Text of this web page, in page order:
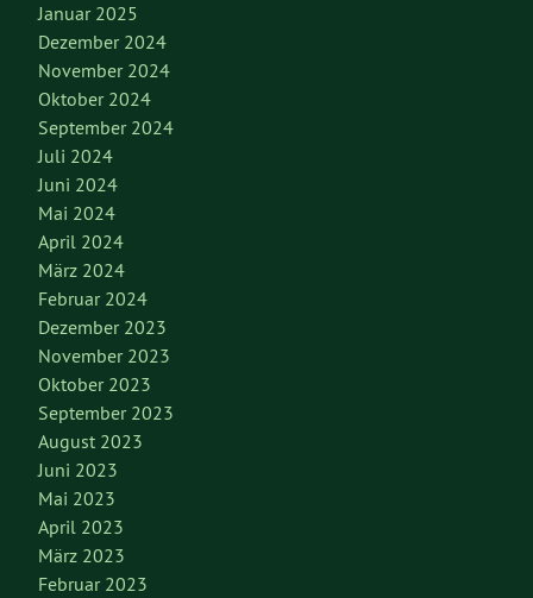
Januar 2025
Dezember 2024
November 2024
Oktober 2024
September 2024
Juli 2024
Juni 2024
Mai 2024
April 2024
März 2024
Februar 2024
Dezember 2023
November 2023
Oktober 2023
September 2023
August 2023
Juni 2023
Mai 2023
April 2023
März 2023
Februar 2023